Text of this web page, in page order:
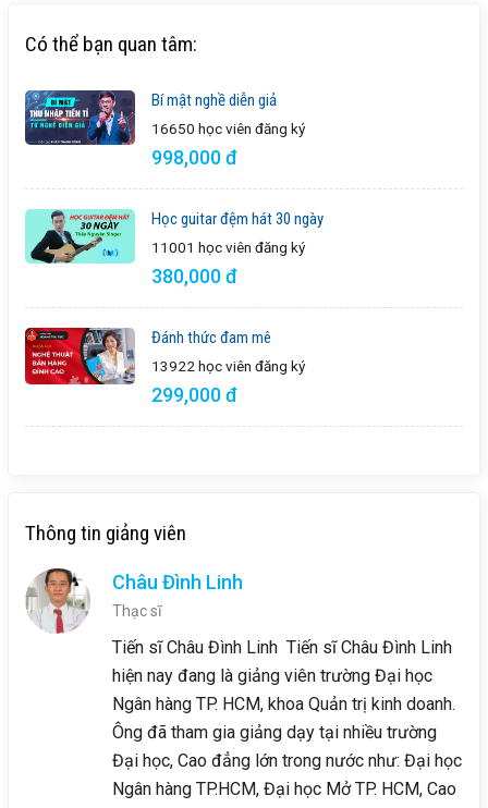
Có thể bạn quan tâm:
Bí mật nghề diễn giả
16650 học viên đăng ký
998,000 đ
Học guitar đệm hát 30 ngày
11001 học viên đăng ký
380,000 đ
Đánh thức đam mê
13922 học viên đăng ký
299,000 đ
Thông tin giảng viên
Châu Đình Linh
Thạc sĩ
Tiến sĩ Châu Đình Linh Tiến sĩ Châu Đình Linh
hiện nay đang là giảng viên trường Đại học
Ngân hàng TP. HCM, khoa Quản trị kinh doanh.
Ông đã tham gia giảng dạy tại nhiều trường
Đại học, Cao đẳng lớn trong nước như: Đại học
Ngân hàng TP.HCM, Đại học Mở TP. HCM, Cao